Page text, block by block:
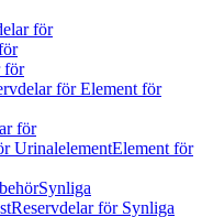
för
för
för Element för
för
UrinalelementElement för
Synliga
Reservdelar för Synliga